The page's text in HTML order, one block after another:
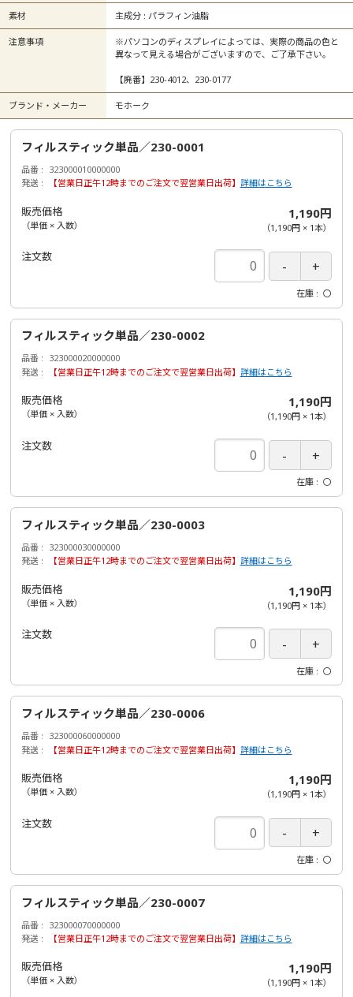
素材 主成分 : パラフィン油脂
注意事項
※パソコンのディスプレイによっては、実際の商品の色と
異なって見える場合がございますので、ご了承下さい。
【廃番】230-4012、230-0177
ブランド・メーカー モホーク
フィルスティック単品／230-0001
品番
323000010000000
発送
【営業日正午12時までのご注文で翌営業日出荷】 詳細はこちら
販売価格
（単価 × 入数）
1,190円
（1,190円× 1本）
注文数
在庫 〇
フィルスティック単品／230-0002
品番
323000020000000
発送
【営業日正午12時までのご注文で翌営業日出荷】 詳細はこちら
販売価格
（単価 × 入数）
1,190円
（1,190円× 1本）
注文数
在庫 〇
フィルスティック単品／230-0003
品番
323000030000000
発送
【営業日正午12時までのご注文で翌営業日出荷】 詳細はこちら
販売価格
（単価 × 入数）
1,190円
（1,190円× 1本）
注文数
在庫 〇
フィルスティック単品／230-0006
品番
323000060000000
発送
【営業日正午12時までのご注文で翌営業日出荷】 詳細はこちら
販売価格
（単価 × 入数）
1,190円
（1,190円× 1本）
注文数
在庫 〇
フィルスティック単品／230-0007
品番
323000070000000
発送
【営業日正午12時までのご注文で翌営業日出荷】 詳細はこちら
販売価格
（単価 × 入数）
1,190円
（1,190円× 1本）